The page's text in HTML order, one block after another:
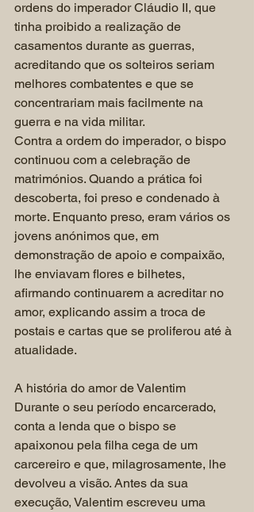
ordens do imperador Cláudio II, que
tinha proibido a realização de
casamentos durante as guerras,
acreditando que os solteiros seriam
melhores combatentes e que se
concentrariam mais facilmente na
guerra e na vida militar.
Contra a ordem do imperador, o bispo
continuou com a celebração de
matrimónios. Quando a prática foi
descoberta, foi preso e condenado à
morte. Enquanto preso, eram vários os
jovens anónimos que, em
demonstração de apoio e compaixão,
lhe enviavam flores e bilhetes,
afirmando continuarem a acreditar no
amor, explicando assim a troca de
postais e cartas que se proliferou até à
atualidade.
A história do amor de Valentim
Durante o seu período encarcerado,
conta a lenda que o bispo se
apaixonou pela filha cega de um
carcereiro e que, milagrosamente, lhe
devolveu a visão. Antes da sua
execução, Valentim escreveu uma